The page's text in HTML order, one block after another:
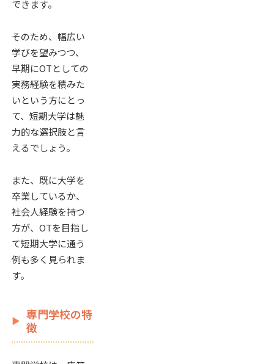
できます。
そのため、幅広い
学びを望みつつ、
早期にOTとしての
実務経験を積みた
いという方にとっ
て、短期大学は魅
力的な選択肢と言
えるでしょう。
また、既に大学を
卒業しているか、
社会人経験を持つ
方が、OTを目指し
て短期大学に通う
例も多く見られま
す。
専門学校の特
徴